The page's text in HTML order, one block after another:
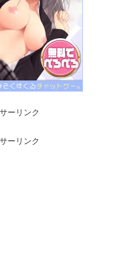
ーリンク
ーリンク